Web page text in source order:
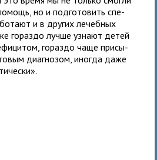
но и под­го­то­вить спе­
и в дру­гих лечеб­ных
гораздо лучше узнают детей
гораздо чаще при­сы­
диа­гно­зом, ино­гда даже